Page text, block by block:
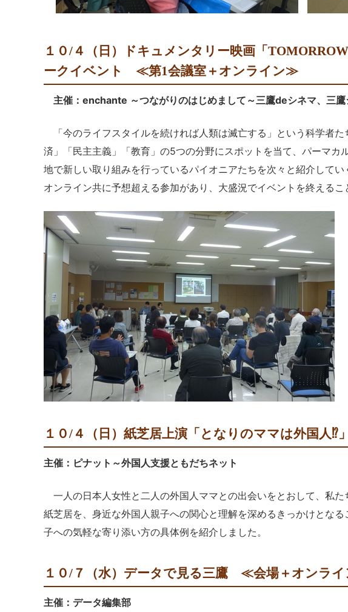
１０/４（日）ドキュメンタリー映画「
ークイベント ≪第1会議室＋オンライン≫
主催：enchante ～つながりのはじめまして～三鷹deシネマ、三
「今のライフスタイルを続ければ人類は滅亡する」という科学者
済」「民主主義」「教育」の5つの分野にスポットを当て、パーマカ
地で新しい取り組みを行っているパイオニアたちを次々と紹介してい
オンライン共に予想超える参加があり、大盛況でイベントを終えるこ
１０/４（日）紙芝居上演「となりのママは外国人
主催：ピナット～外国人支援ともだちネット
一人の日本人女性と二人の外国人ママとの出会いをとおして、私
紙芝居を、身近な外国人親子への関心と理解を深めるきっかけとな
子への気軽な寄り添い方の具体例を紹介しました。
１０/７（水）データで見る三鷹 ≪会場＋オンラ
主催：データ編集部